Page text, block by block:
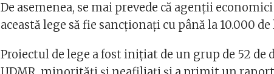
De asemenea, se mai prevede că agenții
această lege să fie sancționați cu până la 10.000 de
Proiectul de lege a fost iniţiat de un grup de 52 de